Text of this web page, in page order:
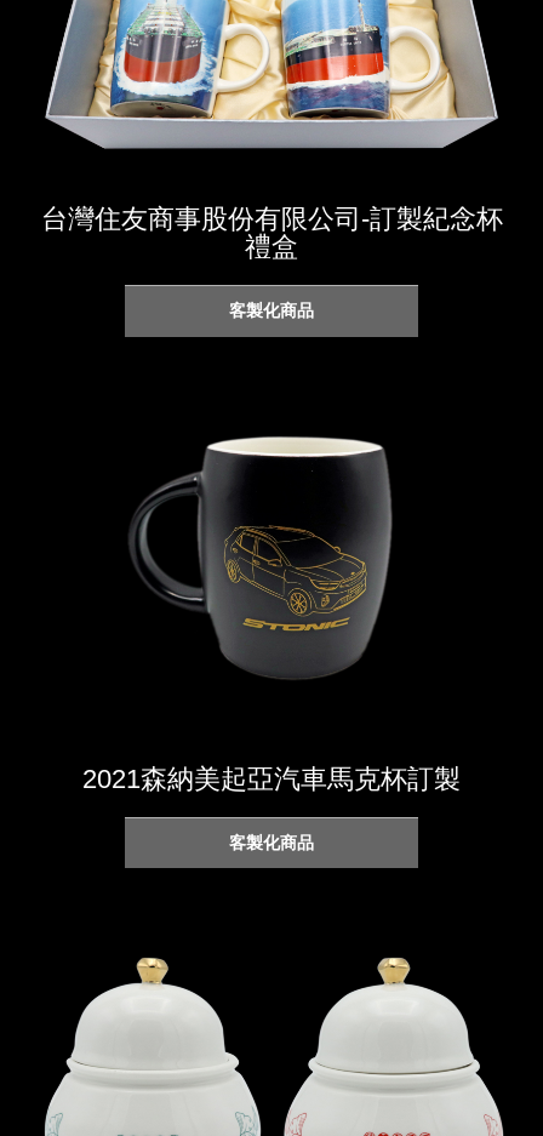
台灣住友商事股份有限公司-訂製紀念杯
禮盒
客製化商品
2021森納美起亞汽車馬克杯訂製
客製化商品